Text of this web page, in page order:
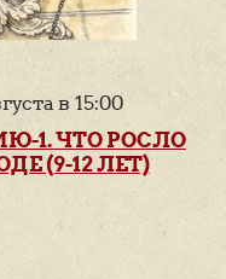
в 15:00
1. ЧТО РОСЛО
(9-12 ЛЕТ)